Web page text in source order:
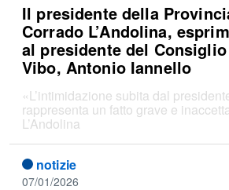
Il presidente della
Corrado L’Andolina,
al presidente del
Vibo, Antonio Iannello
«L’intimidazione subita dal
rappresenta un fatto grave e
L’Andolina
notizie
07/01/2026